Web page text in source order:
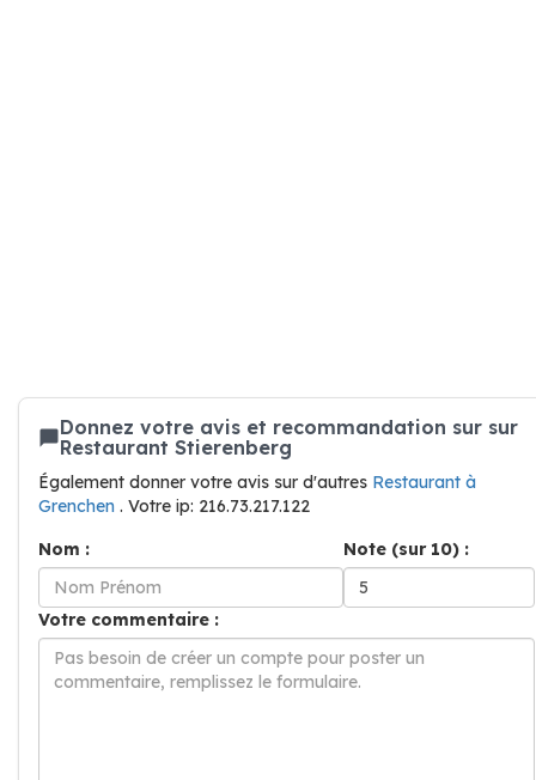
Donnez votre avis et recommandation sur sur
Restaurant Stierenberg
Également donner votre avis sur d'autres Restaurant à
Grenchen . Votre ip: 216.73.217.122
Nom :
Note (sur 10) :
Votre commentaire :